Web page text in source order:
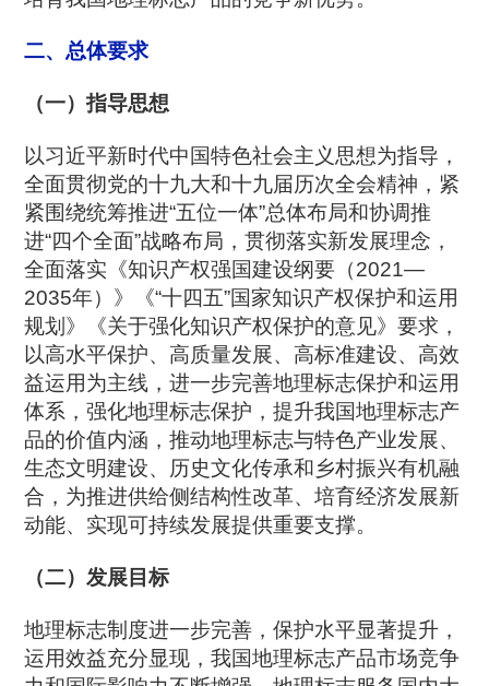
二、总体要求
（一）指导思想
以习近平新时代中国特色社会主义思想为指导，
全面贯彻党的十九大和十九届历次全会精神，紧
紧围绕统筹推进“五位一体”总体布局和协调推
进“四个全面”战略布局，贯彻落实新发展理念，
全面落实《知识产权强国建设纲要（2021—
2035年）》《“十四五”国家知识产权保护和运用
规划》《关于强化知识产权保护的意见》要求，
以高水平保护、高质量发展、高标准建设、高效
益运用为主线，进一步完善地理标志保护和运用
体系，强化地理标志保护，提升我国地理标志产
品的价值内涵，推动地理标志与特色产业发展、
生态文明建设、历史文化传承和乡村振兴有机融
合，为推进供给侧结构性改革、培育经济发展新
动能、实现可持续发展提供重要支撑。
（二）发展目标
地理标志制度进一步完善，保护水平显著提升，
运用效益充分显现，我国地理标志产品市场竞争